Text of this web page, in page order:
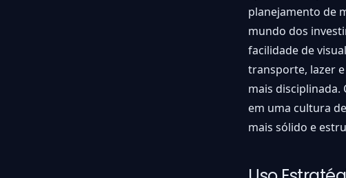
planejamento de
mundo dos
facilidade de
transporte, lazer
mais disciplinada.
em uma cultura
mais sólido e